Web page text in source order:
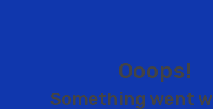
Ooops!
Something went w